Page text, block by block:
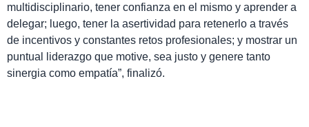
multidisciplinario, tener confianza en el mismo y aprender a
delegar; luego, tener la asertividad para retenerlo a través
de incentivos y constantes retos profesionales; y mostrar un
puntual liderazgo que motive, sea justo y genere tanto
sinergia como empatía”, finalizó.